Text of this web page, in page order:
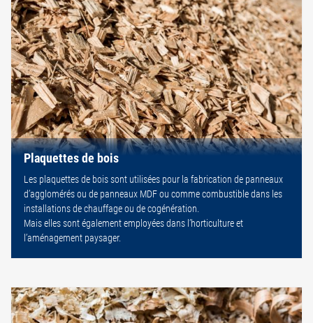
Plaquettes de bois
Les plaquettes de bois sont utilisées pour la fabrication de panneaux
d’agglomérés ou de panneaux MDF ou comme combustible dans les
installations de chauffage ou de cogénération.
Mais elles sont également employées dans l’horticulture et
l’aménagement paysager.